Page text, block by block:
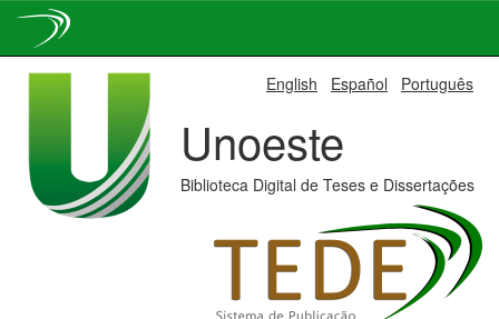
English Español Português
Unoeste
Biblioteca Digital de Teses e Dissertações